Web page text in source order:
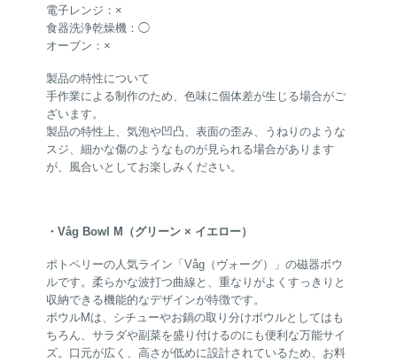
電子レンジ：×
食器洗浄乾燥機：◯
オーブン：×
製品の特性について
手作業による制作のため、色味に個体差が生じる場合がご
ざいます。
製品の特性上、気泡や凹凸、表面の歪み、うねりのような
スジ、細かな傷のようなものが見られる場合があります
が、風合いとしてお楽しみください。
・Våg Bowl M（グリーン × イエロー）
ポトペリーの人気ライン「Våg（ヴォーグ）」の磁器ボウ
ルです。柔らかな波打つ曲線と、重なりがよくすっきりと
収納できる機能的なデザインが特徴です。
ボウルMは、シチューやお鍋の取り分けボウルとしてはも
ちろん、サラダや副菜を盛り付けるのにも便利な万能サイ
ズ。口元が広く、高さが低めに設計されているため、お料